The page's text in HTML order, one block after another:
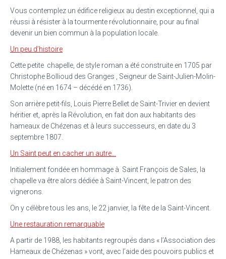
Vous contemplez un édifice religieux au destin exceptionnel, qui a
réussi à résister à la tourmente révolutionnaire, pour au final
devenir un bien commun à la population locale.
Un peu d’histoire
Cette petite chapelle, de style roman a été construite en 1705 par
Christophe Bollioud des Granges , Seigneur de Saint-Julien-Molin-
Molette (né en 1674 – décédé en 1736)
Son arrière petit-fils, Louis Pierre Bellet de Saint-Trivier en devient
héritier et, après la Révolution, en fait don aux habitants des
hameaux de Chézenas et à leurs successeurs, en date du 3
septembre 1807.
Un Saint peut en cacher un autre…
Initialement fondée en hommage à Saint François de Sales, la
chapelle va être alors dédiée à Saint-Vincent, le patron des
vignerons.
On y célèbre tous les ans, le 22 janvier, la fête de la Saint-Vincent.
Une restauration remarquable
A partir de 1988, les habitants regroupés dans « l’Association des
Hameaux de Chézenas » vont, avec l’aide des pouvoirs publics et